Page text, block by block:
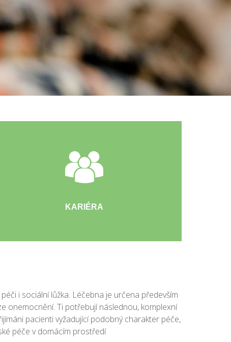
KARIÉRA
i sociální lůžka. Léčebna je určena především
onemocnění. Ti potřebují následnou, komplexní
pacienti vyžadující podobný charakter péče,
péče v domácím prostředí